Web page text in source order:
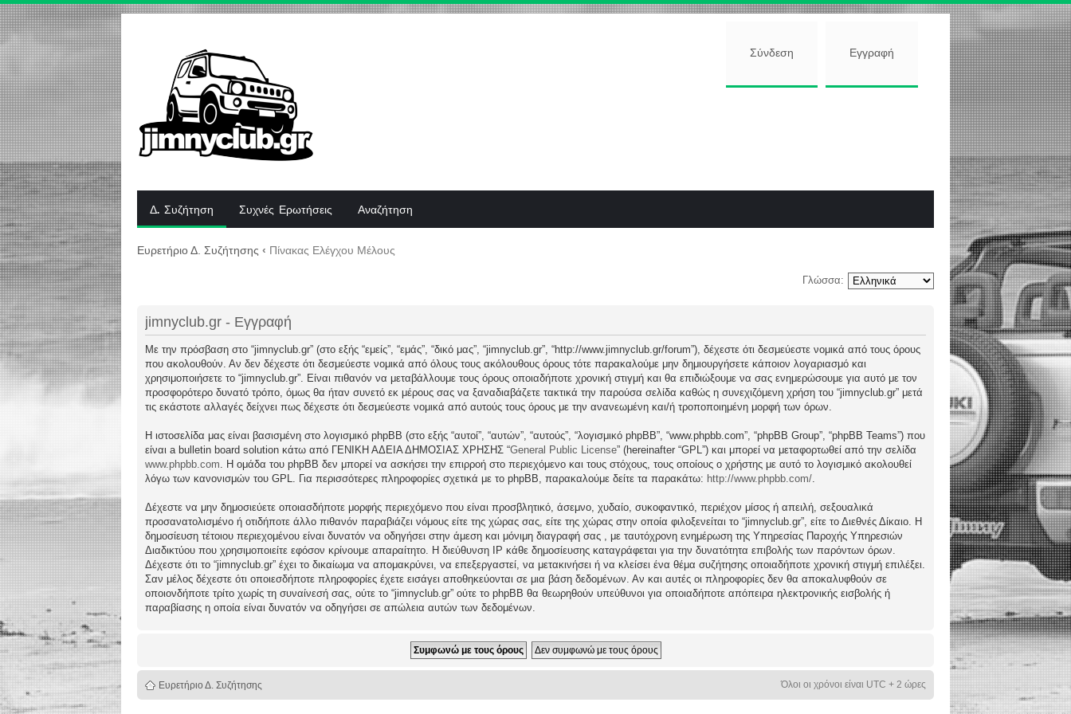
Σύνδεση Εγγραφή
Δ. Συζήτηση Συχνές Ερωτήσεις Αναζήτηση
Ευρετήριο Δ. Συζήτησης ‹ Πίνακας Ελέγχου Μέλους
Γλώσσα:
jimnyclub.gr - Εγγραφή
Με την πρόσβαση στο “jimnyclub.gr” (στο εξής “εμείς”, “εμάς”, “δικό μας”, “jimnyclub.gr”, “http://www.jimnyclub.gr/forum”), δέχεστε ότι δεσμεύεστε νομικά από τους όρους
που ακολουθούν. Αν δεν δέχεστε ότι δεσμεύεστε νομικά από όλους τους ακόλουθους όρους τότε παρακαλούμε μην δημιουργήσετε κάποιον λογαριασμό και
χρησιμοποιήσετε το “jimnyclub.gr”. Είναι πιθανόν να μεταβάλλουμε τους όρους οποιαδήποτε χρονική στιγμή και θα επιδιώξουμε να σας ενημερώσουμε για αυτό με τον
προσφορότερο δυνατό τρόπο, όμως θα ήταν συνετό εκ μέρους σας να ξαναδιαβάζετε τακτικά την παρούσα σελίδα καθώς η συνεχιζόμενη χρήση του “jimnyclub.gr” μετά
τις εκάστοτε αλλαγές δείχνει πως δέχεστε ότι δεσμεύεστε νομικά από αυτούς τους όρους με την ανανεωμένη και/ή τροποποιημένη μορφή των όρων.
Η ιστοσελίδα μας είναι βασισμένη στο λογισμικό phpBB (στο εξής “αυτοί”, “αυτών”, “αυτούς”, “λογισμικό phpBB”, “www.phpbb.com”, “phpBB Group”, “phpBB Teams”) που
είναι a bulletin board solution κάτω από ΓΕΝΙΚΗ ΑΔΕΙΑ ΔΗΜΟΣΙΑΣ ΧΡΗΣΗΣ “General Public License” (hereinafter “GPL”) και μπορεί να μεταφορτωθεί από την σελίδα
www.phpbb.com. Η ομάδα του phpBB δεν μπορεί να ασκήσει την επιρροή στο περιεχόμενο και τους στόχους, τους οποίους ο χρήστης με αυτό το λογισμικό ακολουθεί
λόγω των κανονισμών του GPL. Για περισσότερες πληροφορίες σχετικά με το phpBB, παρακαλούμε δείτε τα παρακάτω: http://www.phpbb.com/.
Δέχεστε να μην δημοσιεύετε οποιασδήποτε μορφής περιεχόμενο που είναι προσβλητικό, άσεμνο, χυδαίο, συκοφαντικό, περιέχον μίσος ή απειλή, σεξουαλικά
προσανατολισμένο ή οτιδήποτε άλλο πιθανόν παραβιάζει νόμους είτε της χώρας σας, είτε της χώρας στην οποία φιλοξενείται το “jimnyclub.gr”, είτε το Διεθνές Δίκαιο. Η
δημοσίευση τέτοιου περιεχομένου είναι δυνατόν να οδηγήσει στην άμεση και μόνιμη διαγραφή σας , με ταυτόχρονη ενημέρωση της Υπηρεσίας Παροχής Υπηρεσιών
Διαδικτύου που χρησιμοποιείτε εφόσον κρίνουμε απαραίτητο. Η διεύθυνση IP κάθε δημοσίευσης καταγράφεται για την δυνατότητα επιβολής των παρόντων όρων.
Δέχεστε ότι το “jimnyclub.gr” έχει το δικαίωμα να απομακρύνει, να επεξεργαστεί, να μετακινήσει ή να κλείσει ένα θέμα συζήτησης οποιαδήποτε χρονική στιγμή επιλέξει.
Σαν μέλος δέχεστε ότι οποιεσδήποτε πληροφορίες έχετε εισάγει αποθηκεύονται σε μια βάση δεδομένων. Αν και αυτές οι πληροφορίες δεν θα αποκαλυφθούν σε
οποιονδήποτε τρίτο χωρίς τη συναίνεσή σας, ούτε το “jimnyclub.gr” ούτε το phpBB θα θεωρηθούν υπεύθυνοι για οποιαδήποτε απόπειρα ηλεκτρονικής εισβολής ή
παραβίασης η οποία είναι δυνατόν να οδηγήσει σε απώλεια αυτών των δεδομένων.
Ευρετήριο Δ. Συζήτησης Όλοι οι χρόνοι είναι UTC + 2 ώρες